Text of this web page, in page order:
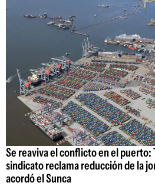
Se reaviva el conflicto en el puerto:
sindicato reclama reducción de la
acordó el Sunca